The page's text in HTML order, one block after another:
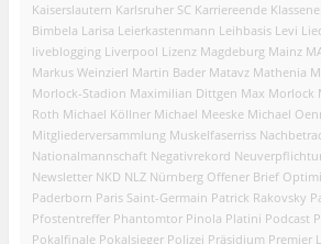
Kaiserslautern Karlsruher SC Karriereende
Bimbela Larisa Leierkastenmann Leihbasis Levi
liveblogging Liverpool Lizenz Magdeburg Mainz
Markus Weinzierl Martin Bader Matavz Mathenia
Morlock-Stadion Maximilian Dittgen Max Morlock
Roth Michael Köllner Michael Meeske Michael
Mitgliederversammlung Muskelfaserriss
Nationalmannschaft Negativrekord
Newsletter NKD NLZ Nürnberg Offener Brief
Paderborn Paris Saint-Germain Patrick Rakovsky
Pfostentreffer Phantomtor Pinola Platini Podcast
Pokalfinale Pokalsieger Polizei Präsidium Premier